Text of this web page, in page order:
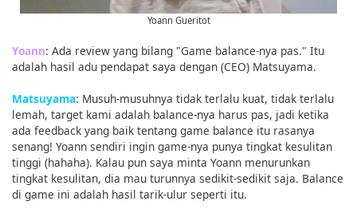
Yoann Gueritot
Yoann: Ada review yang bilang "Game balance-nya pas." Itu
adalah hasil adu pendapat saya dengan (CEO) Matsuyama.
Matsuyama: Musuh-musuhnya tidak terlalu kuat, tidak terlalu
lemah, target kami adalah balance-nya harus pas, jadi ketika
ada feedback yang baik tentang game balance itu rasanya
senang! Yoann sendiri ingin game-nya punya tingkat kesulitan
tinggi (hahaha). Kalau pun saya minta Yoann menurunkan
tingkat kesulitan, dia mau turunnya sedikit-sedikit saja. Balance
di game ini adalah hasil tarik-ulur seperti itu.